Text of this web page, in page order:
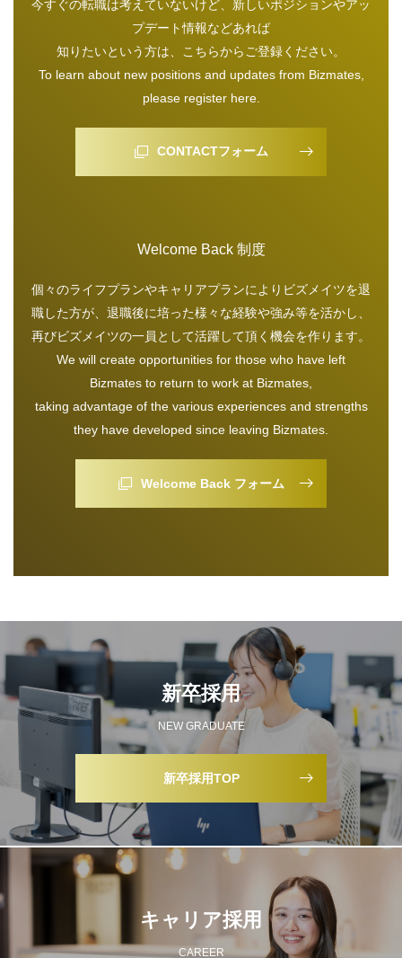
今すぐの転職は考えていないけど、新しいポジションやアッ
プデート情報などあれば
知りたいという方は、こちらからご登録ください。
To learn about new positions and updates from Bizmates,
please register here.
CONTACTフォーム
Welcome Back 制度
個々のライフプランやキャリアプランによりビズメイツを退
職した方が、退職後に培った様々な経験や強み等を活かし、
再びビズメイツの一員として活躍して頂く機会を作ります。
We will create opportunities for those who have left
Bizmates to return to work at Bizmates,
taking advantage of the various experiences and strengths
they have developed since leaving Bizmates.
Welcome Back フォーム
新卒採用
NEW GRADUATE
新卒採用TOP
キャリア採用
CAREER